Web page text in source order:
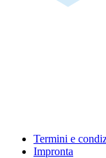
Termini e
Impronta